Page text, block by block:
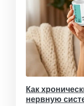
Как
нервную